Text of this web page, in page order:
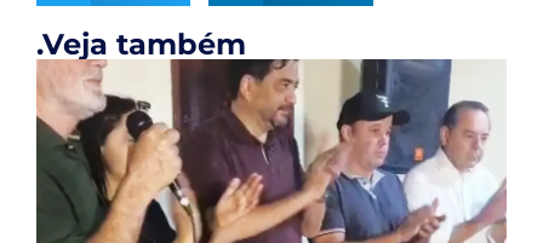
.Veja também